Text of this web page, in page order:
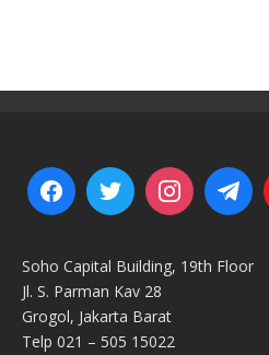
Soho Capital Building, 19th Floor
Jl. S. Parman Kav 28
Grogol, Jakarta Barat
Telp 021 – 505 15022